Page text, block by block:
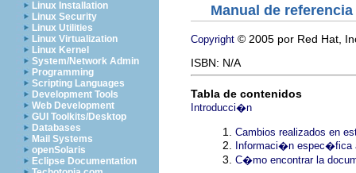
Linux Installation
Linux Security
Linux Utilities
Linux Virtualization
Linux Kernel
System/Network Admin
Programming
Scripting Languages
Development Tools
Web Development
GUI Toolkits/Desktop
Databases
Mail Systems
openSolaris
Eclipse Documentation
Manual de referencia
Copyright © 2005 por Red Hat,
ISBN: N/A
Tabla de contenidos
Introducci�n
1. Cambios realizados en
2. Informaci�n espec�fica
3. C�mo encontrar la